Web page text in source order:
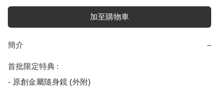
加至購物車
簡介 −
首批限定特典 :
- 原創金屬隨身鏡 (外附)